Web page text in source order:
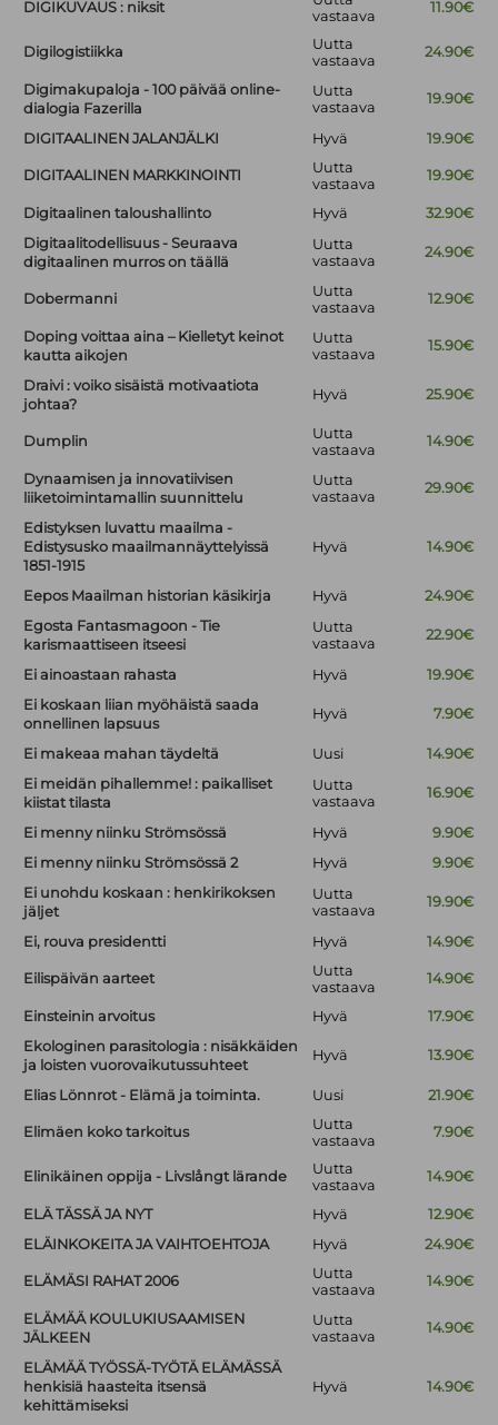
DIGIKUVAUS : niksit
vastaava
11.90€
Digilogistiikka
Uutta
vastaava
24.90€
Digimakupaloja - 100 päivää online-
dialogia Fazerilla
Uutta
vastaava
19.90€
DIGITAALINEN JALANJÄLKI Hyvä 19.90€
DIGITAALINEN MARKKINOINTI
Uutta
vastaava
19.90€
Digitaalinen taloushallinto Hyvä
32.90€
Digitaalitodellisuus - Seuraava
digitaalinen murros on täällä
Uutta
vastaava
24.90€
Dobermanni
Uutta
vastaava
12.90€
Doping voittaa aina – Kielletyt keinot
kautta aikojen
Uutta
vastaava
15.90€
Draivi : voiko sisäistä motivaatiota
johtaa?
Hyvä 25.90€
Dumplin
Uutta
vastaava
14.90€
Dynaamisen ja innovatiivisen
liiketoimintamallin suunnittelu
Uutta
vastaava
29.90€
Edistyksen luvattu maailma -
Edistysusko maailmannäyttelyissä
1851-1915
Hyvä 14.90€
Eepos Maailman historian käsikirja Hyvä
24.90€
Egosta Fantasmagoon - Tie
karismaattiseen itseesi
Uutta
vastaava
22.90€
Ei ainoastaan rahasta Hyvä
19.90€
Ei koskaan liian myöhäistä saada
onnellinen lapsuus
Hyvä 7.90€
Ei makeaa mahan täydeltä Uusi
14.90€
Ei meidän pihallemme! : paikalliset
kiistat tilasta
Uutta
vastaava
16.90€
Ei menny niinku Strömsössä Hyvä
9.90€
Ei menny niinku Strömsössä 2
Hyvä
9.90€
Ei unohdu koskaan : henkirikoksen
jäljet
Uutta
vastaava
19.90€
Ei, rouva presidentti Hyvä 14.90€
Eilispäivän aarteet
Uutta
vastaava
14.90€
Einsteinin arvoitus Hyvä
17.90€
Ekologinen parasitologia : nisäkkäiden
ja loisten vuorovaikutussuhteet
Hyvä 13.90€
Elias Lönnrot - Elämä ja toiminta. Uusi 21.90€
Elimäen koko tarkoitus
Uutta
vastaava
7.90€
Elinikäinen oppija - Livslångt lärande
Uutta
vastaava
14.90€
ELÄ TÄSSÄ JA NYT Hyvä
12.90€
ELÄINKOKEITA JA VAIHTOEHTOJA
Hyvä 24.90€
ELÄMÄSI RAHAT 2006
Uutta
vastaava
14.90€
ELÄMÄÄ KOULUKIUSAAMISEN
JÄLKEEN
Uutta
vastaava
14.90€
ELÄMÄÄ TYÖSSÄ-TYÖTÄ ELÄMÄSSÄ
henkisiä haasteita itsensä
kehittämiseksi
Hyvä 14.90€